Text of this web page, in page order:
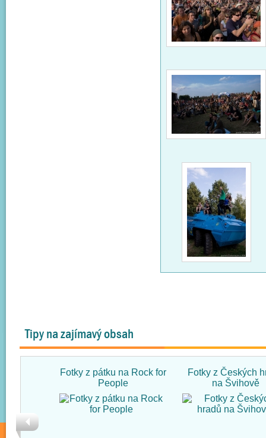
Tipy na zajímavý obsah
Fotky z pátku na Rock for
People
Fotky z Českých
na Švihově